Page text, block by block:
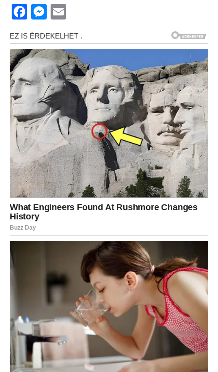
F
a
c
e
b
o
o
k
M
ss
e
n
g
e
r
ai
l